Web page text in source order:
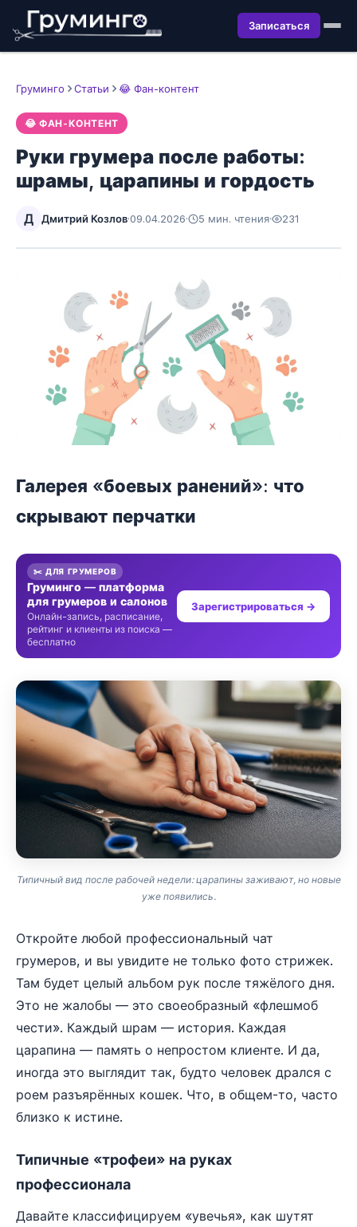
Записаться
Груминго Статьи 😂 Фан-контент
😂 ФАН-КОНТЕНТ
Руки грумера после работы:
шрамы, царапины и гордость
Д Дмитрий Козлов·09.04.2026· 5 мин. чтения· 231
Галерея «боевых ранений»: что
скрывают перчатки
✂️ ДЛЯ ГРУМЕРОВ
Груминго — платформа
для грумеров и салонов
Онлайн-запись, расписание,
рейтинг и клиенты из поиска —
бесплатно
Зарегистрироваться →
Типичный вид после рабочей недели: царапины заживают, но новые
уже появились.
Откройте любой профессиональный чат
грумеров, и вы увидите не только фото стрижек.
Там будет целый альбом рук после тяжёлого дня.
Это не жалобы — это своеобразный «флешмоб
чести». Каждый шрам — история. Каждая
царапина — память о непростом клиенте. И да,
иногда это выглядит так, будто человек дрался с
роем разъярённых кошек. Что, в общем-то, часто
близко к истине.
Типичные «трофеи» на руках
профессионала
Давайте классифицируем «увечья», как шутят